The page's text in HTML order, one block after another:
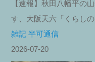
【速報】秋田八幡平の
す、大阪天六「くらし
雑記 半可通信
2026-07-20